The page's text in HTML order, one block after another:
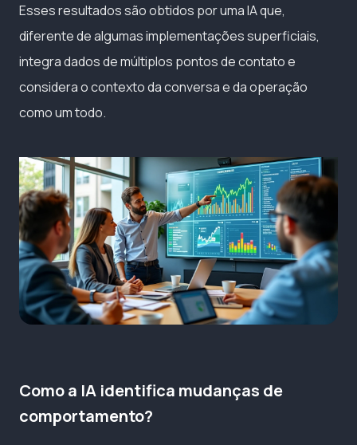
Esses resultados são obtidos por uma IA que,
diferente de algumas implementações superficiais,
integra dados de múltiplos pontos de contato e
considera o contexto da conversa e da operação
como um todo.
Como a IA identifica mudanças de
comportamento?